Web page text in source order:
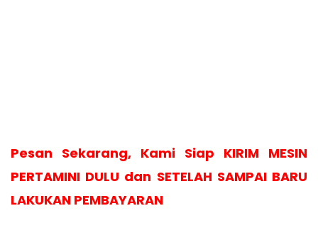
Pesan Sekarang, Kami Siap KIRIM MESIN
PERTAMINI DULU dan SETELAH SAMPAI BARU
LAKUKAN PEMBAYARAN